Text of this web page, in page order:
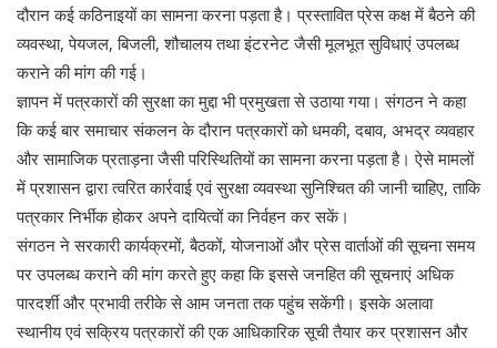
दौरान कई कठिनाइयों का सामना करना पड़ता है। प्रस्तावित प्रेस कक्ष में बैठने की
व्यवस्था, पेयजल, बिजली, शौचालय तथा इंटरनेट जैसी मूलभूत सुविधाएं उपलब्ध
कराने की मांग की गई।
ज्ञापन में पत्रकारों की सुरक्षा का मुद्दा भी प्रमुखता से उठाया गया। संगठन ने कहा
कि कई बार समाचार संकलन के दौरान पत्रकारों को धमकी, दबाव, अभद्र व्यवहार
और सामाजिक प्रताड़ना जैसी परिस्थितियों का सामना करना पड़ता है। ऐसे मामलों
में प्रशासन द्वारा त्वरित कार्रवाई एवं सुरक्षा व्यवस्था सुनिश्चित की जानी चाहिए, ताकि
पत्रकार निर्भीक होकर अपने दायित्वों का निर्वहन कर सकें।
संगठन ने सरकारी कार्यक्रमों, बैठकों, योजनाओं और प्रेस वार्ताओं की सूचना समय
पर उपलब्ध कराने की मांग करते हुए कहा कि इससे जनहित की सूचनाएं अधिक
पारदर्शी और प्रभावी तरीके से आम जनता तक पहुंच सकेंगी। इसके अलावा
स्थानीय एवं सक्रिय पत्रकारों की एक आधिकारिक सूची तैयार कर प्रशासन और